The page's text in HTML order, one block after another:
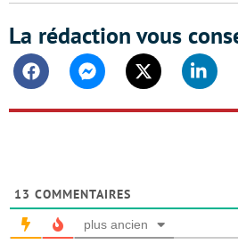
La rédaction vous
FacebookMessengerTwitter
13 COMMENTAIRES
plus ancien